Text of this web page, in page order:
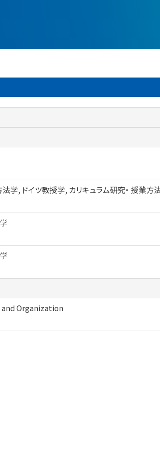
学, ドイツ教授学, カリキュラム研究・ 授業方
Organization